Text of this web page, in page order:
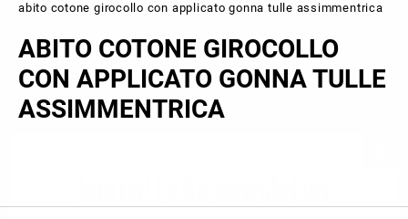
abito cotone girocollo con applicato gonna tulle assimmentrica
ABITO COTONE GIROCOLLO
CON APPLICATO GONNA TULLE
ASSIMMENTRICA